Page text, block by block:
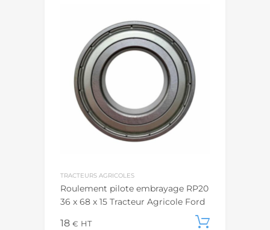
TRACTEURS AGRICOLES
Roulement pilote embrayage RP20
36 x 68 x 15 Tracteur Agricole Ford
18 € HT